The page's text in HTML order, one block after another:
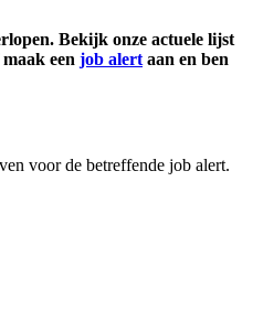
Bekijk onze actuele lijst
een job alert aan en ben
voor de betreffende job alert.